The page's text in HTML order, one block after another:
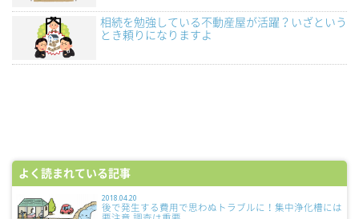
相続を勉強している不動産屋が活躍？いざという
とき頼りになりますよ
よく読まれている記事
2018.04.20
後で発生する費用で思わぬトラブルに！集中浄化槽には